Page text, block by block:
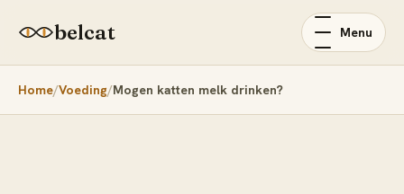
belcat Menu
Home Voeding Mogen katten melk drinken?